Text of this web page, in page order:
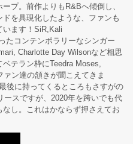
プ。前作よりもR&Bへ傾倒し、
を具現化したような、ファンも
います！SiR,Kali
たコンテンポラリーなシンガー
Charlotte Day Wilsonなど相思
テラン枠にTeedra Moses,
ン達の頷きが聞こえてきま
後に持ってくるところもさすがの
ースですが、2020年を跨いでも代
し。これはかならず押さえてお